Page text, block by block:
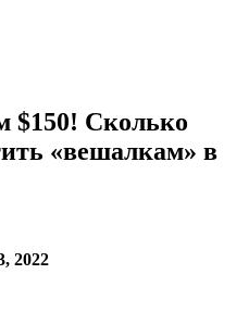
$150! Сколько
«вешалкам» в
2022